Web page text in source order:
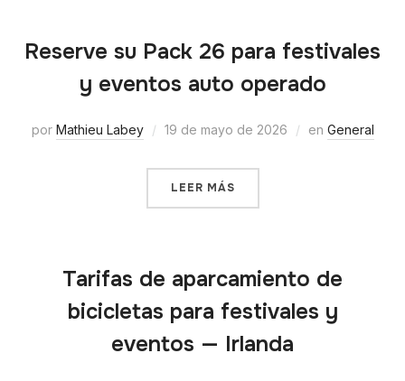
Reserve su Pack 26 para festivales
y eventos auto operado
por Mathieu Labey 19 de mayo de 2026 en General
LEER MÁS
Tarifas de aparcamiento de
bicicletas para festivales y
eventos — Irlanda